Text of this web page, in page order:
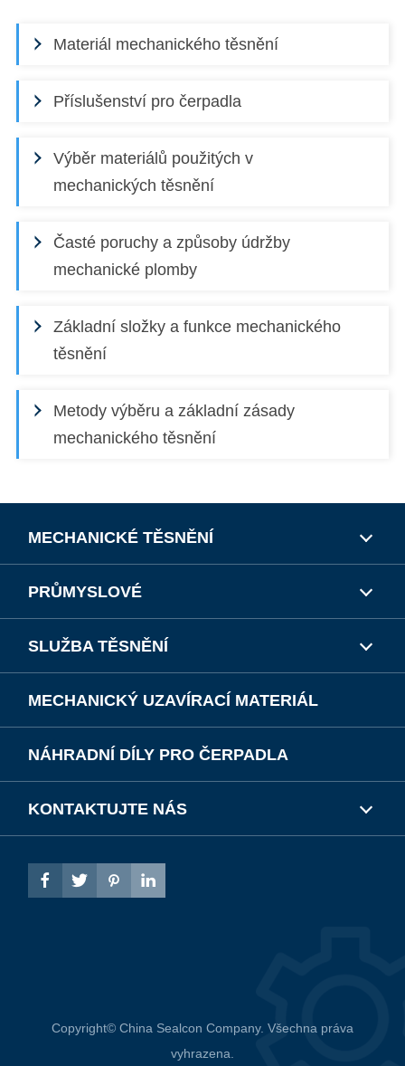
Materiál mechanického těsnění
Příslušenství pro čerpadla
Výběr materiálů použitých v
mechanických těsnění
Časté poruchy a způsoby údržby
mechanické plomby
Základní složky a funkce mechanického
těsnění
Metody výběru a základní zásady
mechanického těsnění
MECHANICKÉ TĚSNĚNÍ
PRŮMYSLOVÉ
SLUŽBA TĚSNĚNÍ
MECHANICKÝ UZAVÍRACÍ MATERIÁL
NÁHRADNÍ DÍLY PRO ČERPADLA
KONTAKTUJTE NÁS
   
Copyright© China Sealcon Company. Všechna práva
vyhrazena.